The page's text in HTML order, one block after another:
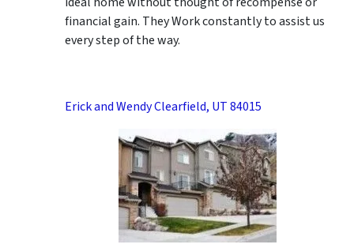
financial gain. They Work constantly to assist us
every step of the way.
Erick and Wendy Clearfield, UT 84015